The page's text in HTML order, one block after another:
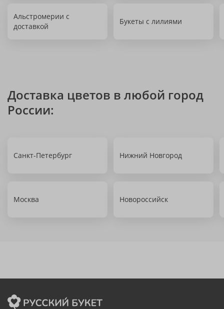
Альстромерии с
доставкой
Букеты с лилиями
Доставка цветов в любой город
России:
Санкт-Петербург Нижний Новгород
Москва Новороссийск